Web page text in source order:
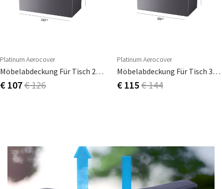
Platinum Aerocover
Möbelabdeckung Für Tisch 240X110cm
€ 107€ 126
Platinum Aerocover
Möbelabdeckung Für Tisch 300X110cm
€ 115€ 144